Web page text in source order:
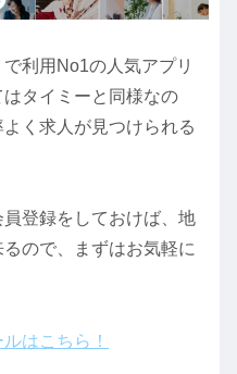
利用No1の人気アプリ
タイミーと同様なの
く求人が見つけられる
登録をしておけば、地
ので、まずはお気軽に
はこちら！